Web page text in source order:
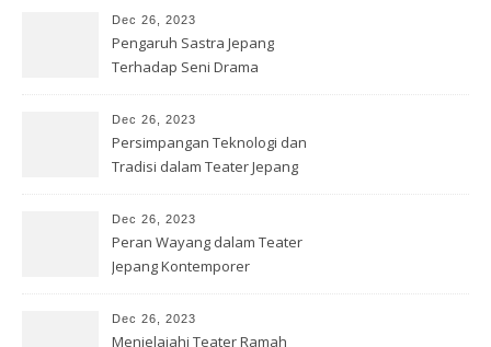
Dec 26, 2023
Pengaruh Sastra Jepang
Terhadap Seni Drama
Dec 26, 2023
Persimpangan Teknologi dan
Tradisi dalam Teater Jepang
Dec 26, 2023
Peran Wayang dalam Teater
Jepang Kontemporer
Dec 26, 2023
Menjelajahi Teater Ramah